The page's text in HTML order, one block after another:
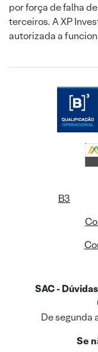
por força de falha
terceiros. A XP
autorizada a
B3
SAC -
De segunda
Se